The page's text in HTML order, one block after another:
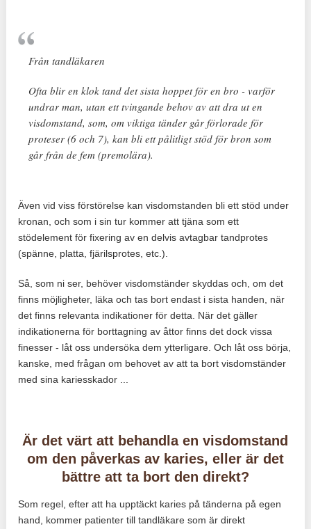
Från tandläkaren
Ofta blir en klok tand det sista hoppet för en bro - varför
undrar man, utan ett tvingande behov av att dra ut en
visdomstand, som, om viktiga tänder går förlorade för
proteser (6 och 7), kan bli ett pålitligt stöd för bron som
går från de fem (premolära).
Även vid viss förstörelse kan visdomstanden bli ett stöd under
kronan, och som i sin tur kommer att tjäna som ett
stödelement för fixering av en delvis avtagbar tandprotes
(spänne, platta, fjärilsprotes, etc.).
Så, som ni ser, behöver visdomständer skyddas och, om det
finns möjligheter, läka och tas bort endast i sista handen, när
det finns relevanta indikationer för detta. När det gäller
indikationerna för borttagning av åttor finns det dock vissa
finesser - låt oss undersöka dem ytterligare. Och låt oss börja,
kanske, med frågan om behovet av att ta bort visdomständer
med sina kariesskador ...
Är det värt att behandla en visdomstand
om den påverkas av karies, eller är det
bättre att ta bort den direkt?
Som regel, efter att ha upptäckt karies på tänderna på egen
hand, kommer patienter till tandläkare som är direkt